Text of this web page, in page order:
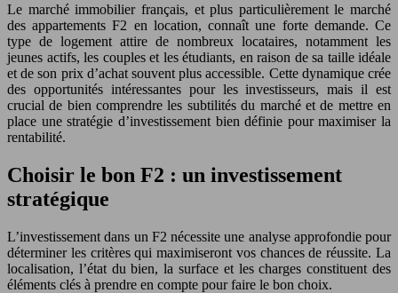
Le marché immobilier français, et plus particulièrement le marché
des appartements F2 en location, connaît une forte demande. Ce
type de logement attire de nombreux locataires, notamment les
jeunes actifs, les couples et les étudiants, en raison de sa taille idéale
et de son prix d’achat souvent plus accessible. Cette dynamique crée
des opportunités intéressantes pour les investisseurs, mais il est
crucial de bien comprendre les subtilités du marché et de mettre en
place une stratégie d’investissement bien définie pour maximiser la
rentabilité.
Choisir le bon F2 : un investissement
stratégique
L’investissement dans un F2 nécessite une analyse approfondie pour
déterminer les critères qui maximiseront vos chances de réussite. La
localisation, l’état du bien, la surface et les charges constituent des
éléments clés à prendre en compte pour faire le bon choix.